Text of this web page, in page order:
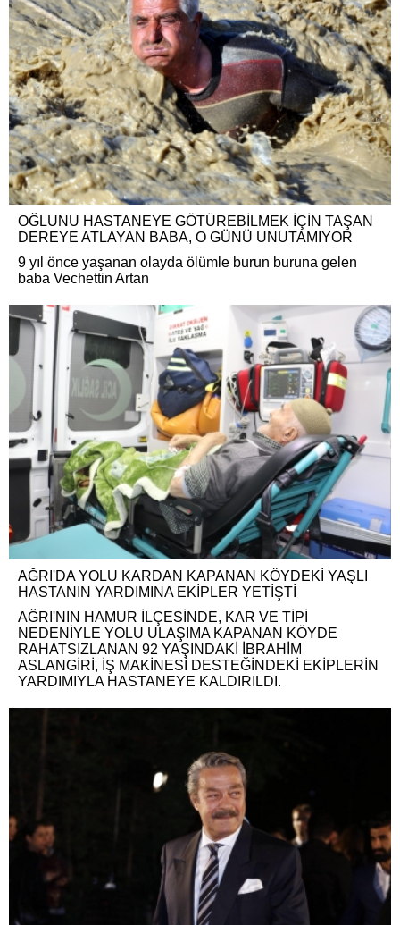
OĞLUNU HASTANEYE GÖTÜREBİLMEK İÇİN TAŞAN
DEREYE ATLAYAN BABA, O GÜNÜ UNUTAMIYOR
9 yıl önce yaşanan olayda ölümle burun buruna gelen
baba Vechettin Artan
AĞRI'DA YOLU KARDAN KAPANAN KÖYDEKİ YAŞLI
HASTANIN YARDIMINA EKİPLER YETİŞTİ
AĞRI'NIN HAMUR İLÇESİNDE, KAR VE TİPİ
NEDENİYLE YOLU ULAŞIMA KAPANAN KÖYDE
RAHATSIZLANAN 92 YAŞINDAKİ İBRAHİM
ASLANGİRİ, İŞ MAKİNESİ DESTEĞİNDEKİ EKİPLERİN
YARDIMIYLA HASTANEYE KALDIRILDI.